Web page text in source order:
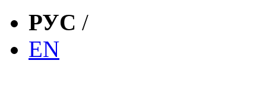
РУС /
EN